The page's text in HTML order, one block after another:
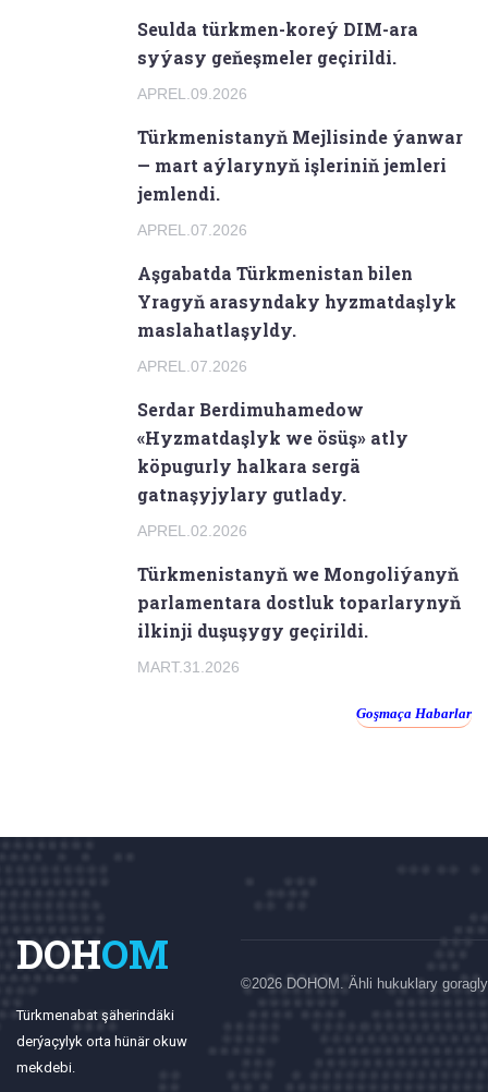
Seulda türkmen-koreý DIM-ara
syýasy geňeşmeler geçirildi.
APREL.09.2026
Türkmenistanyň Mejlisinde ýanwar
— mart aýlarynyň işleriniň jemleri
jemlendi.
APREL.07.2026
Aşgabatda Türkmenistan bilen
Yragyň arasyndaky hyzmatdaşlyk
maslahatlaşyldy.
APREL.07.2026
Serdar Berdimuhamedow
«Hyzmatdaşlyk we ösüş» atly
köpugurly halkara sergä
gatnaşyjylary gutlady.
APREL.02.2026
Türkmenistanyň we Mongoliýanyň
parlamentara dostluk toparlarynyň
ilkinji duşuşygy geçirildi.
MART.31.2026
Goşmaça Habarlar
DOHOM
Türkmenabat şäherindäki
derýaçylyk orta hünär okuw
mekdebi.
©2026 DOHOM. Ähli hukuklary goragly